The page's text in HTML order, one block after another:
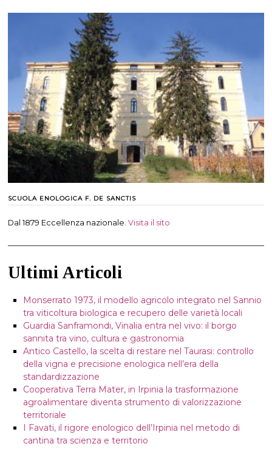
SCUOLA ENOLOGICA F. DE SANCTIS
Dal 1879 Eccellenza nazionale.Visita il sito
Ultimi Articoli
Monserrato 1973, il modello agricolo integrato nel Sannio
tra viticoltura biologica e recupero delle varietà locali
Guardia Sanframondi, Vinalia entra nel vivo: il borgo
sannita tra vino, cultura e gastronomia
Antico Castello, la scelta di restare nel Taurasi: controllo
della vigna e precisione enologica nell’era della
standardizzazione
Cooperativa Terra Mater, in Irpinia la trasformazione
agroalimentare diventa strumento di valorizzazione
territoriale
I Favati, il rigore enologico dell’Irpinia nel metodo di
cantina tra scienza e territorio